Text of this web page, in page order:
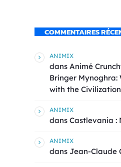
COMMENTAIRES
ANIMIX
dans Animé
Bringer Mynoghra:
with the
ANIMIX
dans Castlevania :
ANIMIX
dans Jean-Claude